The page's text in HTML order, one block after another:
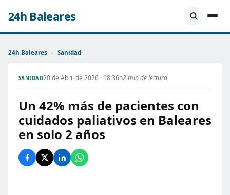
24h Baleares
24h Baleares › Sanidad
SANIDAD20 de Abril de 2026 · 18:36h2 min de lectura
Un 42% más de pacientes con
cuidados paliativos en Baleares
en solo 2 años